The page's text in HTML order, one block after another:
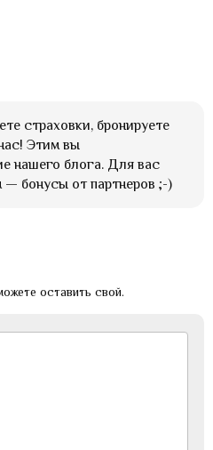
страховки, бронируете
Этим вы
нашего блога. Для вас
— бонусы от партнеров ;-)
оставить свой.